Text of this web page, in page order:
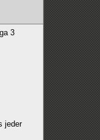
3
jeder